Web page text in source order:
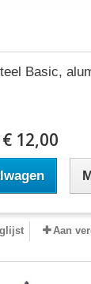
Basic,
€ 12,00
Aan